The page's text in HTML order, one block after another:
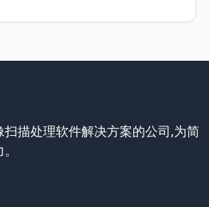
描处理软件解决方案的公司,为简